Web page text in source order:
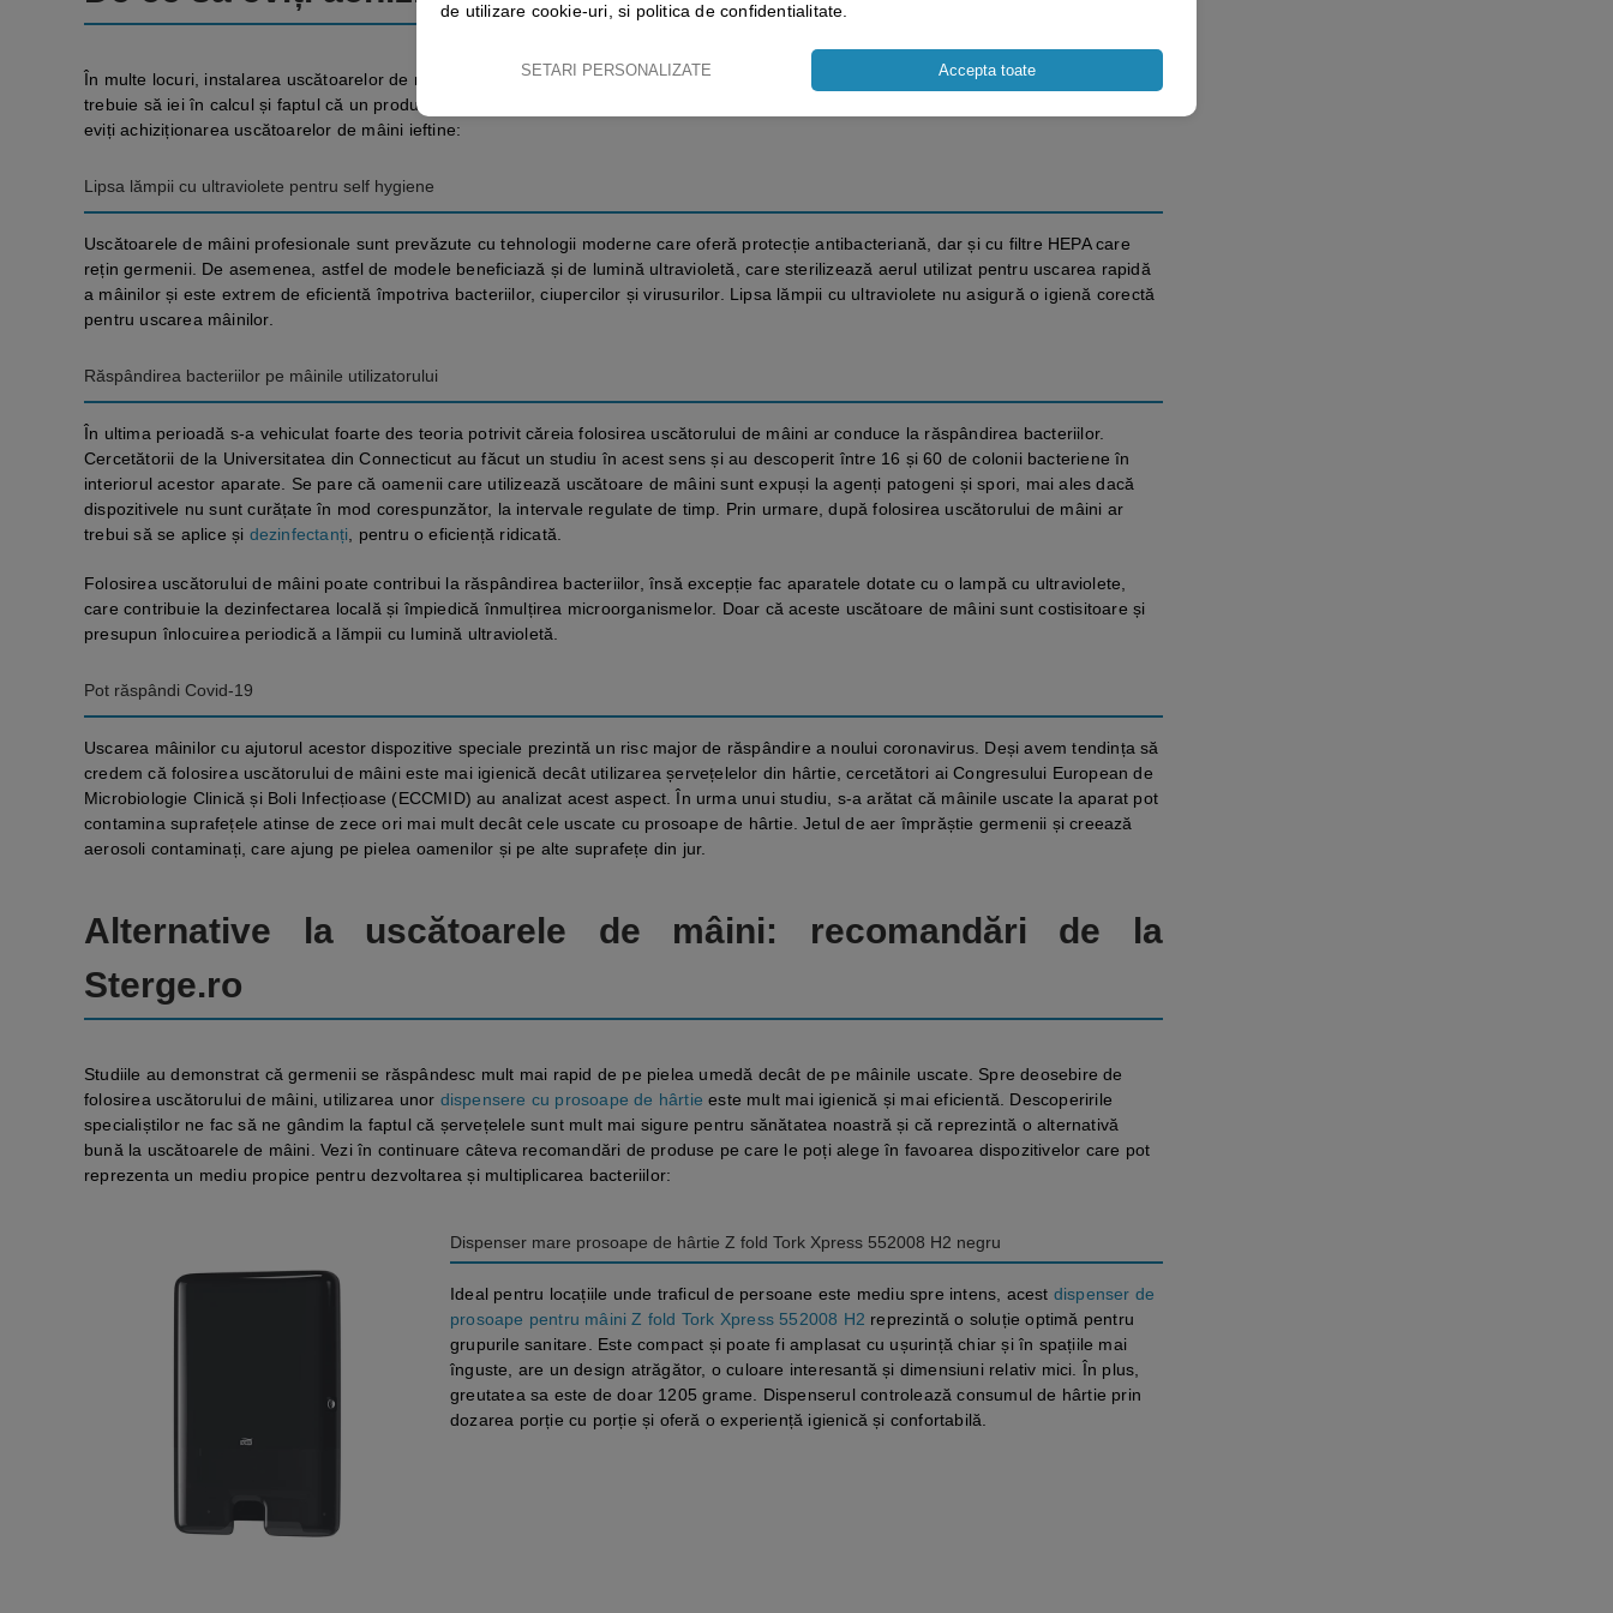
În multe locuri, instalarea uscătoarelor de mâini se face din rațiuni pur economice. Totuși, chiar dacă ai în vedere reducerea costurilor,
trebuie să iei în calcul și faptul că un produs ieftin nu-ți va oferi prea multe beneficii. Dimpotrivă. Vezi mai departe de ce este necesar să
eviți achiziționarea uscătoarelor de mâini ieftine:
Lipsa lămpii cu ultraviolete pentru self hygiene
Uscătoarele de mâini profesionale sunt prevăzute cu tehnologii moderne care oferă protecție antibacteriană, dar și cu filtre HEPA care
rețin germenii. De asemenea, astfel de modele beneficiază și de lumină ultravioletă, care sterilizează aerul utilizat pentru uscarea rapidă
a mâinilor și este extrem de eficientă împotriva bacteriilor, ciupercilor și virusurilor. Lipsa lămpii cu ultraviolete nu asigură o igienă corectă
pentru uscarea mâinilor.
Răspândirea bacteriilor pe mâinile utilizatorului
În ultima perioadă s-a vehiculat foarte des teoria potrivit căreia folosirea uscătorului de mâini ar conduce la răspândirea bacteriilor.
Cercetătorii de la Universitatea din Connecticut au făcut un studiu în acest sens și au descoperit între 16 și 60 de colonii bacteriene în
interiorul acestor aparate. Se pare că oamenii care utilizează uscătoare de mâini sunt expuși la agenți patogeni și spori, mai ales dacă
dispozitivele nu sunt curățate în mod corespunzător, la intervale regulate de timp. Prin urmare, după folosirea uscătorului de mâini ar
trebui să se aplice și dezinfectanți , pentru o eficiență ridicată.
Folosirea uscătorului de mâini poate contribui la răspândirea bacteriilor, însă excepție fac aparatele dotate cu o lampă cu ultraviolete,
care contribuie la dezinfectarea locală și împiedică înmulțirea microorganismelor. Doar că aceste uscătoare de mâini sunt costisitoare și
presupun înlocuirea periodică a lămpii cu lumină ultravioletă.
Pot răspândi Covid-19
Uscarea mâinilor cu ajutorul acestor dispozitive speciale prezintă un risc major de răspândire a noului coronavirus. Deși avem tendința să
credem că folosirea uscătorului de mâini este mai igienică decât utilizarea șervețelelor din hârtie, cercetători ai Congresului European de
Microbiologie Clinică și Boli Infecțioase (ECCMID) au analizat acest aspect. În urma unui studiu, s-a arătat că mâinile uscate la aparat pot
contamina suprafețele atinse de zece ori mai mult decât cele uscate cu prosoape de hârtie. Jetul de aer împrăștie germenii și creează
aerosoli contaminați, care ajung pe pielea oamenilor și pe alte suprafețe din jur.
Alternative la uscătoarele de mâini: recomandări de la
Sterge.ro
Studiile au demonstrat că germenii se răspândesc mult mai rapid de pe pielea umedă decât de pe mâinile uscate. Spre deosebire de
folosirea uscătorului de mâini, utilizarea unor dispensere cu prosoape de hârtie este mult mai igienică și mai eficientă. Descoperirile
specialiștilor ne fac să ne gândim la faptul că șervețelele sunt mult mai sigure pentru sănătatea noastră și că reprezintă o alternativă
bună la uscătoarele de mâini. Vezi în continuare câteva recomandări de produse pe care le poți alege în favoarea dispozitivelor care pot
reprezenta un mediu propice pentru dezvoltarea și multiplicarea bacteriilor:
Dispenser mare prosoape de hârtie Z fold Tork Xpress 552008 H2 negru
Ideal pentru locațiile unde traficul de persoane este mediu spre intens, acest dispenser de
prosoape pentru mâini Z fold Tork Xpress 552008 H2 reprezintă o soluție optimă pentru
grupurile sanitare. Este compact și poate fi amplasat cu ușurință chiar și în spațiile mai
înguste, are un design atrăgător, o culoare interesantă și dimensiuni relativ mici. În plus,
greutatea sa este de doar 1205 grame. Dispenserul controlează consumul de hârtie prin
dozarea porție cu porție și oferă o experiență igienică și confortabilă.
de utilizare cookie-uri, si politica de confidentialitate.
SETARI PERSONALIZATE Accepta toate